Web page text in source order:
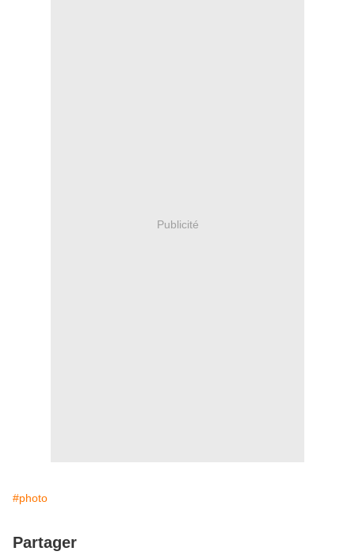
Publicité
#photo
Partager